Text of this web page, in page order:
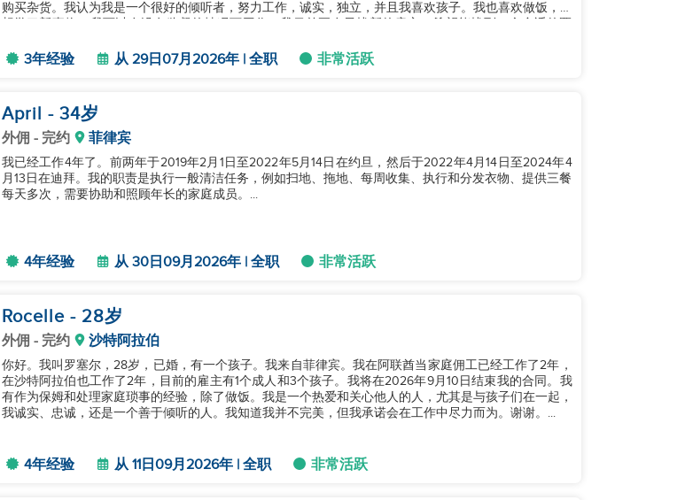
购买杂货。我认为我是一个很好的倾听者，努力工作，诚实，独立，并且我喜欢孩子。我也喜欢做饭，很
3年经验 从 29日07月2026年 | 全职 非常活跃
April - 34岁
外佣 - 完约 菲律宾
我已经工作4年了。前两年于2019年2月1日至2022年5月14日在约旦，然后于2022年4月14日至2024年4
月13日在迪拜。我的职责是执行一般清洁任务，例如扫地、拖地、每周收集、执行和分发衣物、提供三餐
每天多次，需要协助和照顾年长的家庭成员。...
4年经验 从 30日09月2026年 | 全职 非常活跃
Rocelle - 28岁
外佣 - 完约 沙特阿拉伯
你好。我叫罗塞尔，28岁，已婚，有一个孩子。我来自菲律宾。我在阿联酋当家庭佣工已经工作了2年，
在沙特阿拉伯也工作了2年，目前的雇主有1个成人和3个孩子。我将在2026年9月10日结束我的合同。我
有作为保姆和处理家庭琐事的经验，除了做饭。我是一个热爱和关心他人的人，尤其是与孩子们在一起，
我诚实、忠诚，还是一个善于倾听的人。我知道我并不完美，但我承诺会在工作中尽力而为。谢谢。...
4年经验 从 11日09月2026年 | 全职 非常活跃